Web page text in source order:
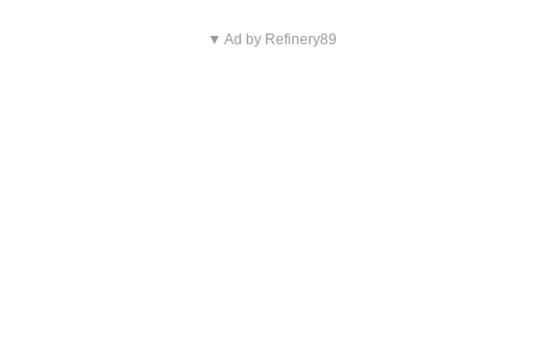
▼ Ad by Refinery89